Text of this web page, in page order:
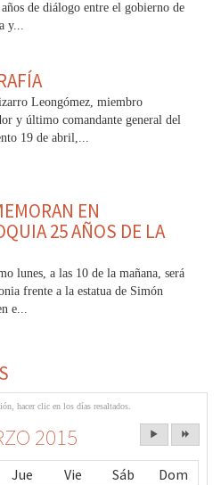
de diálogo entre el gobierno de
y...
Leongómez, miembro
y último comandante general del
19 de abril,...
EN
25 AÑOS DE LA
lunes, a las 10 de la mañana, será
frente a la estatua de Simón
e...
hacer clic en los días resaltados.
2015
Jue Vie Sáb Dom